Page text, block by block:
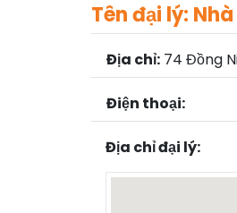
Tên đại lý:
Địa chỉ: 74 Đồng
Điện thoại:
Địa chỉ đại lý: